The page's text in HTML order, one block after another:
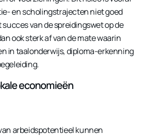
en scholingstrajecten niet goed
van de spreidingswet op de
ook sterk af van de mate waarin
in taalonderwijs, diploma-erkenning
economieën
arbeidspotentieel kunnen